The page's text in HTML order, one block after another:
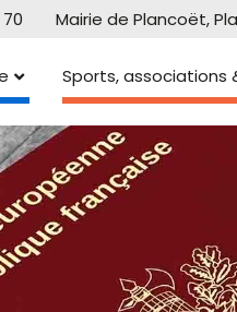
Mairie de Plancoët,
Sports, associations